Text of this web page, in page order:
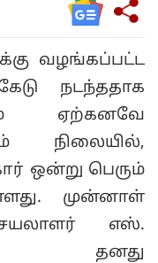
வழங்கப்பட்ட
நடந்ததாக
ஏற்கனவே
நிலையில்,
ஒன்று பெரும்
முன்னாள்
எஸ்.
தனது